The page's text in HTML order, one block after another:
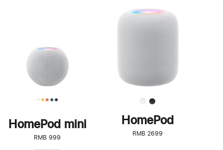
HomePod mini
RMB 999
步
了
解
HomePod<
HomePod
RMB 2699